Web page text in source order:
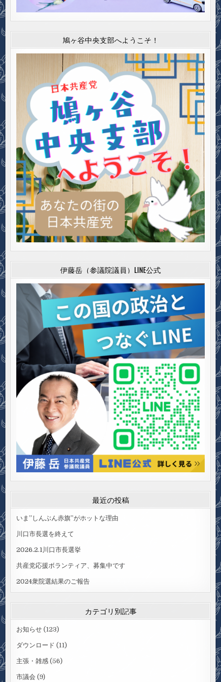
鳩ヶ谷中央支部へようこそ！
伊藤岳（参議院議員）LINE公式
最近の投稿
いま”しんぶん赤旗”がホットな理由
川口市長選を終えて
2026.2.1川口市長選挙
共産党応援ボランティア、募集中です
2024衆院選結果のご報告
カテゴリ別記事
お知らせ (123)
ダウンロード (11)
主張・雑感 (56)
市議会 (9)